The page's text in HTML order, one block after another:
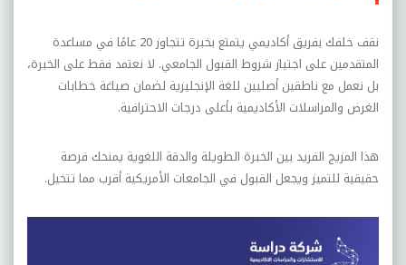
نقف خلفك بفريق أكاديمي يتمتع بخبرة تتجاوز 20 عامًا في مساعدة
المتقدمين على اجتياز شروط القبول الجامعي. لا نعتمد فقط على الخبرة،
بل نعمل مع ناطقين أصليين للغة الإنجليزية لضمان صياغة خطابات
الغرض والمراسلات الأكاديمية بأعلى درجات الاحترافية.
هذا المزيج الفريد بين الخبرة الطويلة والدقة اللغوية يمنحك فرصة
حقيقية للتميز ويجعل القبول في الجامعات الأمريكية أقرب مما تتخيل.